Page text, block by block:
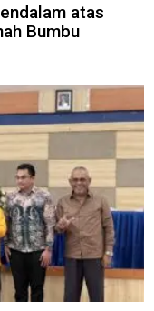
atas
Bumbu